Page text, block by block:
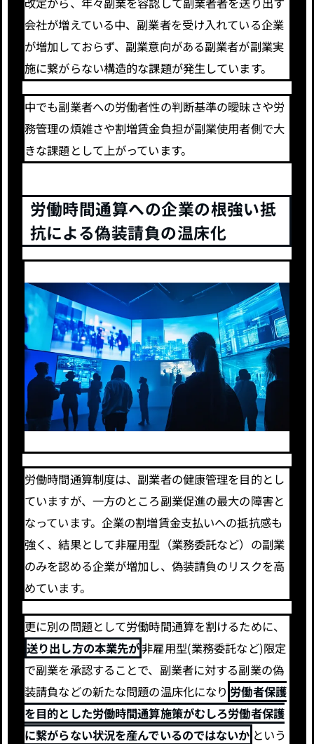
会社が増えている中、副業者を受け入れている企業
が増加しておらず、副業意向がある副業者が副業実
施に繋がらない構造的な課題が発生しています。
中でも副業者への労働者性の判断基準の曖昧さや労
務管理の煩雑さや割増賃金負担が副業使用者側で大
きな課題として上がっています。
労働時間通算への企業の根強い抵
抗による偽装請負の温床化
労働時間通算制度は、副業者の健康管理を目的とし
ていますが、一方のところ副業促進の最大の障害と
なっています。企業の割増賃金支払いへの抵抗感も
強く、結果として非雇用型（業務委託など）の副業
のみを認める企業が増加し、偽装請負のリスクを高
めています。
更に別の問題として労働時間通算を割けるために、
送り出し方の本業先が非雇用型(業務委託など)限定
で副業を承認することで、副業者に対する副業の偽
装請負などの新たな問題の温床化になり 労働者保護
を目的とした労働時間通算施策がむしろ労働者保護
に繋がらない状況を産んでいるのではないか という